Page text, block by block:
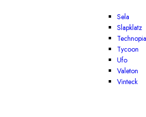
Sela
Slapklatz
Tycoon
Ufo
Valeton
Vinteck